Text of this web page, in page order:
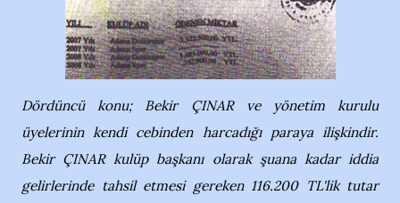
Dördüncü konu; Bekir ÇINAR ve yönetim kurulu
üyelerinin kendi cebinden harcadığı paraya ilişkindir.
Bekir ÇINAR kulüp başkanı olarak şuana kadar iddia
gelirlerinde tahsil etmesi gereken 116.200 TL'lik tutar